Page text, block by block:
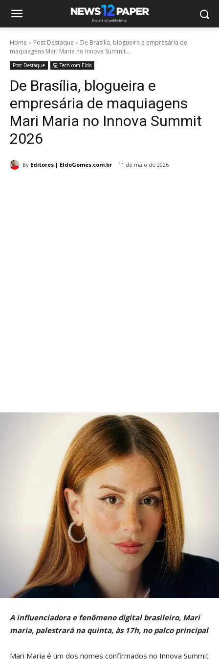
Home Post Destaque
De Brasília, blogueira e empresária de
maquiagens Mari Maria no Innova Summit...
Post Destaque 💻 Tech com Eldo
De Brasília, blogueira e
empresária de maquiagens
Mari Maria no Innova Summit
2026
By Editores | EldoGomes.com.br 11 de maio de 2026
A influenciadora e fenômeno digital brasileiro, Mari
maria, palestrará na quinta, às 17h, no palco principal
Mari Maria é um dos nomes confirmados no Innova Summit